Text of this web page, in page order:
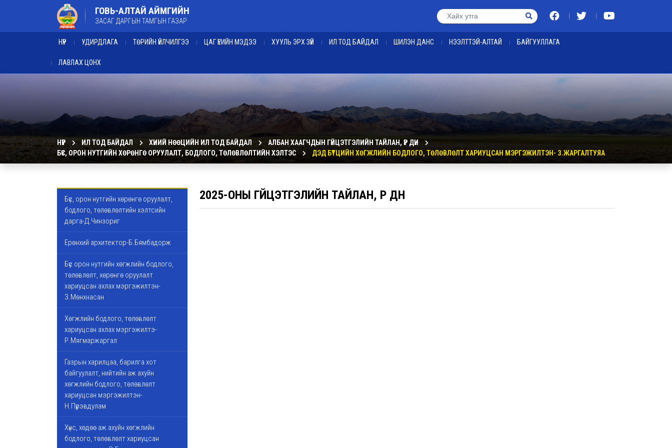
ГОВЬ-АЛТАЙ АЙМГИЙН
ЗАСАГ ДАРГЫН ТАМГЫН ГАЗАР
НҮҮР УДИРДЛАГА ТӨРИЙН ҮЙЛЧИЛГЭЭ ЦАГ ҮЕИЙН МЭДЭЭ ХУУЛЬ ЭРХ ЗҮЙ ИЛ ТОД БАЙДАЛ ШИЛЭН ДАНС НЭЭЛТТЭЙ-АЛТАЙ БАЙГУУЛЛАГА
ЛАВЛАХ ЦОНХ
НҮҮР ИЛ ТОД БАЙДАЛ ХҮНИЙ НӨӨЦИЙН ИЛ ТОД БАЙДАЛ
АЛБАН ХААГЧДЫН ГҮЙЦЭТГЭЛИЙН ТАЙЛАН, ҮР ДҮН
БҮС, ОРОН НУТГИЙН ХӨРӨНГӨ ОРУУЛАЛТ, БОДЛОГО, ТӨЛӨВЛӨЛТИЙН ХЭЛТЭС
ДЭД БҮТЦИЙН ХӨГЖЛИЙН БОДЛОГО, ТӨЛӨВЛӨЛТ ХАРИУЦСАН МЭРГЭЖИЛТЭН- З.ЖАРГАЛТУЯА
Бүс, орон нутгийн хөрөнгө оруулалт,
бодлого, төлөвлөлтийн хэлтсийн
дарга-Д.Чинзориг
Ерөнхий архитектор-Б.Бямбадорж
Бүс орон нутгийн хөгжлийн бодлого,
төлөвлөлт, хөрөнгө оруулалт
хариуцсан ахлах мэргэжилтэн-
З.Мөнхнасан
Хөгжлийн бодлого, төлөвлөлт
хариуцсан ахлах мэргэжилтэ-
Р.Мягмаржаргал
Газрын харилцаа, барилга хот
байгуулалт, нийтийн аж ахуйн
хөгжлийн бодлого, төлөвлөлт
хариуцсан мэргэжилтэн-
Н.Пүрэвдулам
Хүнс, хөдөө аж ахуйн хөгжлийн
бодлого, төлөвлөлт хариуцсан
2025-ОНЫ ГҮЙЦЭТГЭЛИЙН ТАЙЛАН, ҮР ДҮН